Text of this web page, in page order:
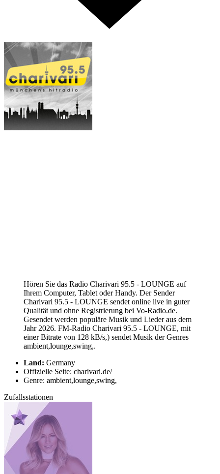
Hören Sie das Radio Charivari 95.5 - LOUNGE auf
Ihrem Computer, Tablet oder Handy. Der Sender
Charivari 95.5 - LOUNGE sendet online live in guter
Qualität und ohne Registrierung bei Vo-Radio.de.
Gesendet werden populäre Musik und Lieder aus dem
Jahr 2026. FM-Radio Charivari 95.5 - LOUNGE, mit
einer Bitrate von 128 kB/s,) sendet Musik der Genres
ambient,lounge,swing,.
Land: Germany
Offizielle Seite: charivari.de/
Genre: ambient,lounge,swing,
Zufallsstationen